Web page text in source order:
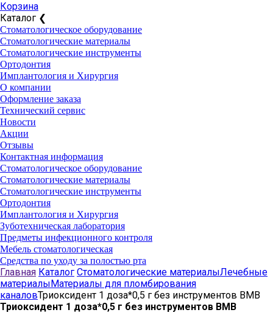
Корзина
Каталог ❮
Стоматологическое оборудование
Стоматологические материалы
Стоматологические инструменты
Ортодонтия
Имплантология и Хирургия
О компании
Оформление заказа
Технический сервис
Новости
Акции
Отзывы
Контактная информация
Стоматологическое оборудование
Стоматологические материалы
Стоматологические инструменты
Ортодонтия
Имплантология и Хирургия
Зуботехническая лаборатория
Предметы инфекционного контроля
Мебель стоматологическая
Средства по уходу за полостью рта
Главная Каталог Стоматологические материалыЛечебные
материалы Материалы для пломбирования
каналовТриоксидент 1 доза*0,5 г без инструментов ВМВ
Триоксидент 1 доза*0,5 г без инструментов ВМВ